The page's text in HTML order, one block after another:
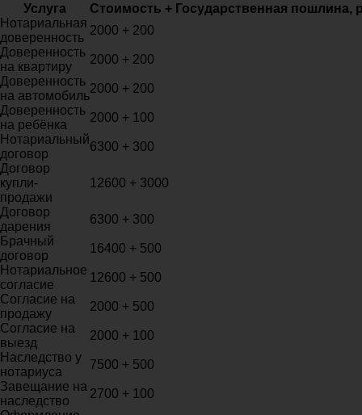
Услуга
Стоимость + Государственная пошлина,
Нотариальная
доверенность
2000 + 200
Доверенность
на квартиру
2000 + 200
Доверенность
на автомобиль
2000 + 200
Доверенность
на ребёнка
2000 + 100
Нотариальный
договор
6300 + 300
Договор
купли-
продажи
12600 + 3000
Договор
дарения
6300 + 300
Брачный
договор
16400 + 500
Нотариальное
согласие
12600 + 500
Согласие на
продажу
2000 + 500
Согласие на
выезд
2000 + 100
Наследство у
нотариуса
7500 + 500
Завещание на
наследство
2700 + 100